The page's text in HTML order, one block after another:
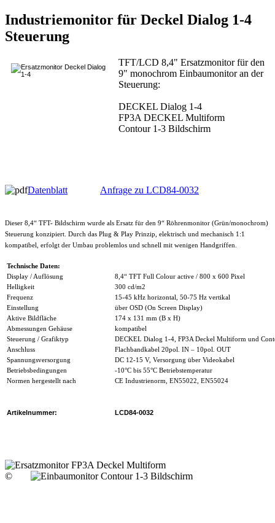
Industriemonitor für Deckel Dialog 1-4
Steuerung
TFT/LCD 8,4" Ersatzmonitor für den
9" monochrom Einbaumonitor an der
Steuerung:
DECKEL Dialog 1-4
FP3A DECKEL Multiform
Contour 1-3 Bildschirm
Datenblatt Anfrage zu LCD84-0032
Dieser 8,4“ TFT- Bildschirm wurde als Ersatz für den 9“ Röhrenmonitor (Grün/monochrom)
Steuerung konzipiert. Durch das Plug & Play Prinzip, elektrisch und mechanisch 1:1
kompatibel, erfolgt der Umbau problemlos und schnell mit wenigen Handgriffen.
Technische Daten:
Display / Auflösung
8,4“ TFT Full Colour active / 800 x 600 Pixel
Helligkeit
300 cd/m2
Frequenz
15-45 kHz horizontal, 50-75 Hz vertikal
Einstellung
über OSD (On Screen Display)
Aktive Bildfläche
174 x 131 mm (B x H)
Abmessungen Gehäuse
kompatibel
Steuerung / Grafiktyp
DECKEL Dialog 1-4, FP3A Deckel Multiform und
Anschluss
Flachbandkabel 20pol. IN – 10pol. OUT
Spannungsversorgung
DC 12-15 V, Versorgung über Videokabel
Betriebsbedingungen
-10°C bis 55°C Betriebstemperatur
Normen hergestellt nach
CE Industrienorm, EN55022, EN55024
Artikelnummer: LCD84-0032
©